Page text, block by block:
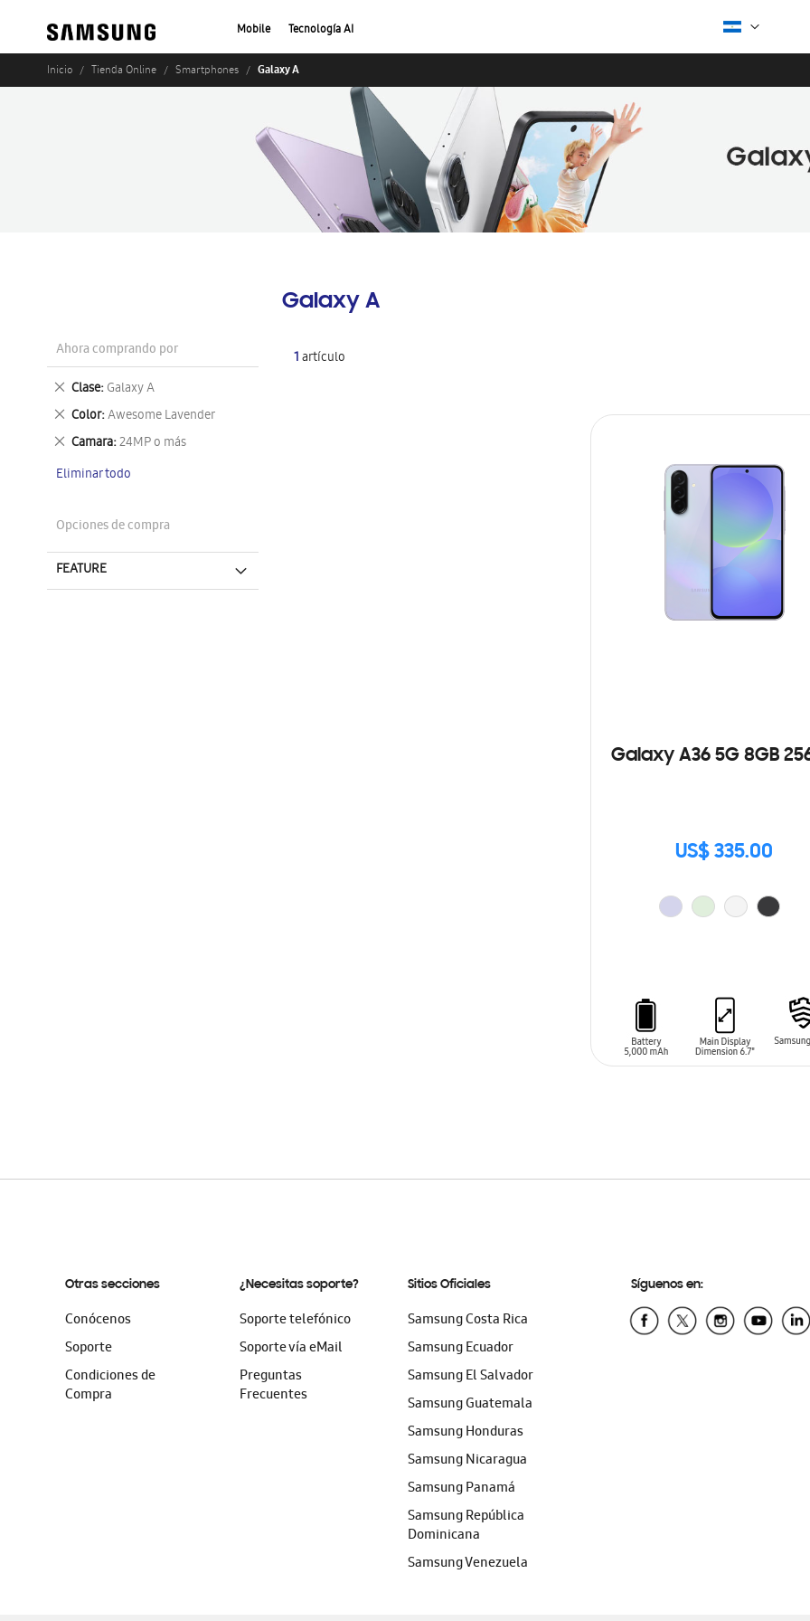
Mobile Tecnología AI
Inicio Tienda Online Smartphones Galaxy A
Galaxy A
1artículo
Galaxy A36 5G 8GB
US$ 335.00
Ahora comprando por
Clase Galaxy A
Eliminar
este
artículo
Color Awesome Lavender
Eliminar
este
artículo
Camara 24MP o más
Eliminar
artículo
Eliminar todo
Opciones de compra
FEATURE
Otras secciones
Conócenos
Soporte
Condiciones de
Compra
¿Necesitas soporte?
Soporte telefónico
Soporte vía eMail
Preguntas
Frecuentes
Sitios Oficiales
Samsung Costa Rica
Samsung Ecuador
Samsung El Salvador
Samsung Guatemala
Samsung Honduras
Samsung Nicaragua
Samsung Panamá
Samsung República
Dominicana
Samsung Venezuela
Síguenos en: